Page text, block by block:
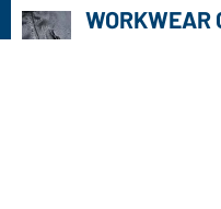
WORKWEAR